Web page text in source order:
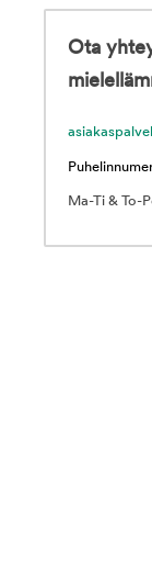
Ota
Ma-Ti & To-